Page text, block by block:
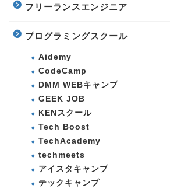
フリーランスエンジニア
プログラミングスクール
Aidemy
CodeCamp
DMM WEBキャンプ
GEEK JOB
KENスクール
Tech Boost
TechAcademy
techmeets
アイスタキャンプ
テックキャンプ